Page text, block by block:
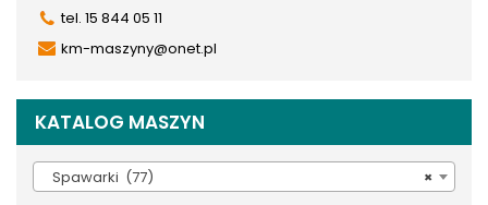
tel. 15 844 05 11
km-maszyny@onet.pl
KATALOG MASZYN
×
Spawarki (77)